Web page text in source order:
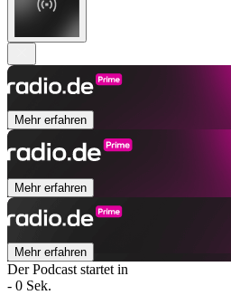
Mehr erfahren
Mehr erfahren
Mehr erfahren
Der Podcast startet in
- 0 Sek.